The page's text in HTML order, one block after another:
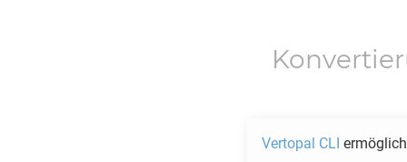
Vertopal CLI